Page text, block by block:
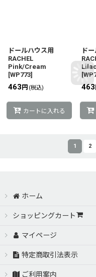
ドールハウス用
RACHEL
Pink/Cream
[WP773]
463 円 (税込)
カートに入れる
ド
[
463
1 2
ホーム
ショッピングカート
マイページ
特定商取引法表示
ご利用案内